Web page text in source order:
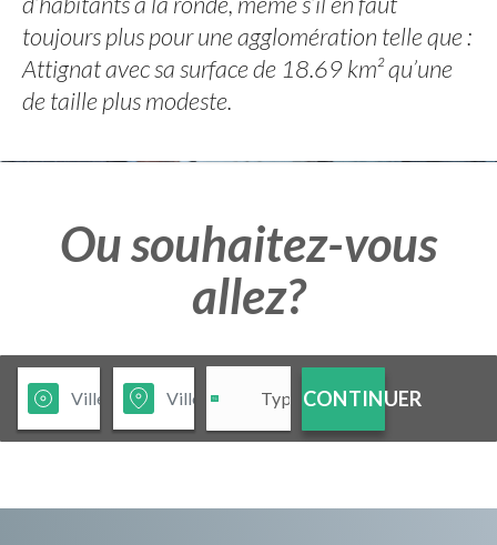
toujours plus pour une agglomération telle que :
Attignat avec sa surface de 18.69 km² qu’une
de taille plus modeste.
Ou souhaitez-vous
allez?
CONTINUER